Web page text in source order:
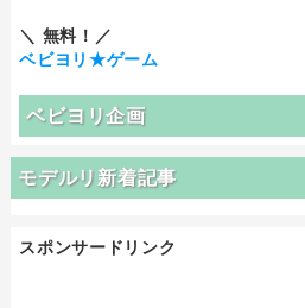
＼ 無料！／
ベビヨリ★ゲーム
ベビヨリ企画
モデルリ新着記事
スポンサードリンク